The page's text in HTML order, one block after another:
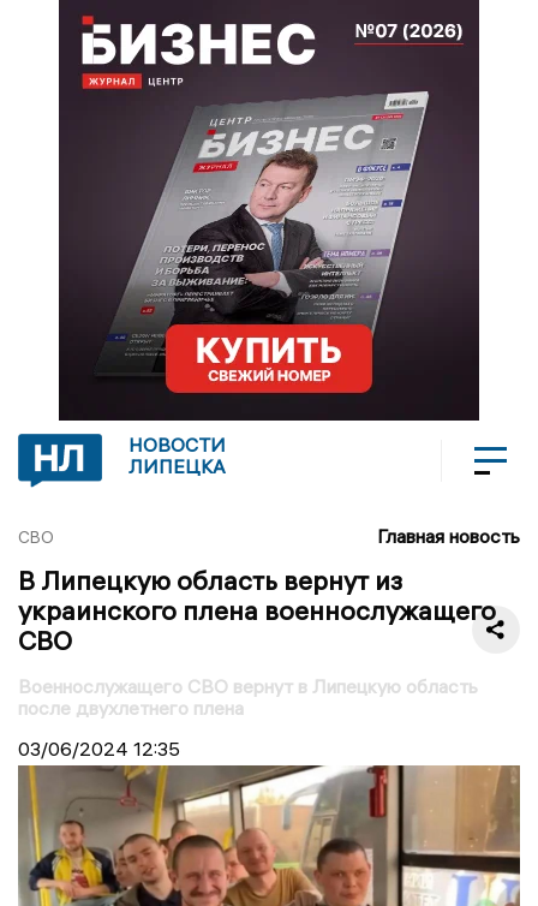
НОВОСТИ
ЛИПЕЦКА
СВО Главная новость
В Липецкую область вернут из
украинского плена военнослужащего
СВО
Военнослужащего СВО вернут в Липецкую область
после двухлетнего плена
03/06/2024 12:35